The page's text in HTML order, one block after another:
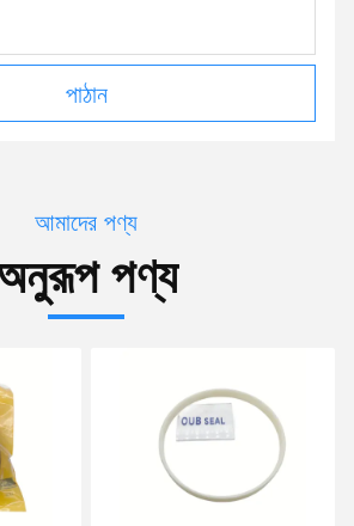
পাঠান
আমাদের পণ্য
পণ্য